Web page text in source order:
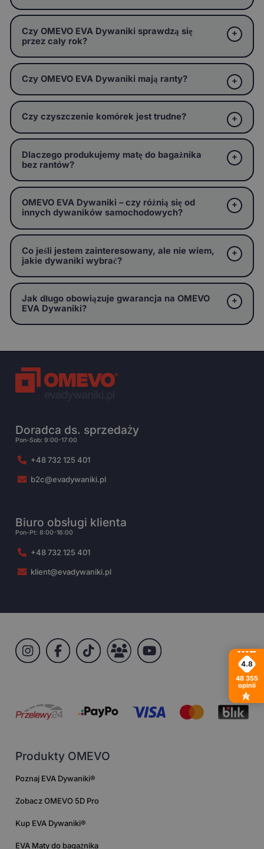
Czy OMEVO EVA Dywaniki sprawdzą się
przez cały rok?
Czy OMEVO EVA Dywaniki mają ranty?
Czy czyszczenie komórek jest trudne?
Dlaczego produkujemy matę do bagażnika
bez rantów?
OMEVO EVA Dywaniki – czy różnią się od
innych dywaników samochodowych?
Co jeśli jestem zainteresowany, ale nie wiem,
jakie dywaniki wybrać?
Jak długo obowiązuje gwarancja na OMEVO
EVA Dywaniki?
Doradca ds. sprzedaży
Pon-Sob: 9:00-17:00
+48 732 125 401
b2c@evadywaniki.pl
Biuro obsługi klienta
Pon-Pt: 8:00-16:00
+48 732 125 401
klient@evadywaniki.pl
Produkty OMEVO
Poznaj EVA Dywaniki®
Zobacz OMEVO 5D Pro
Kup EVA Dywaniki®
EVA Maty do bagażnika
4.8
48 355
opinii